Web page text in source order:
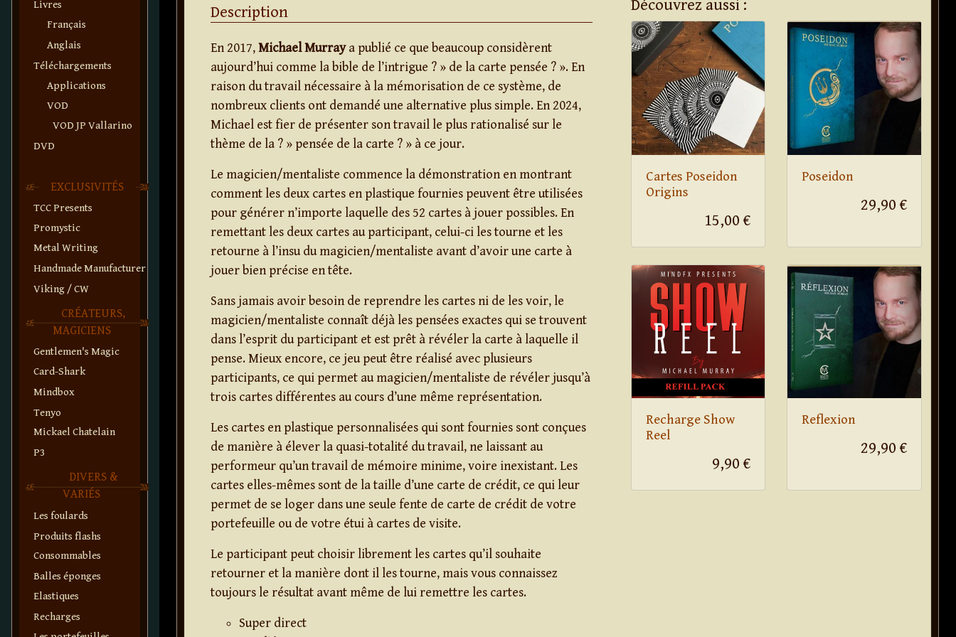
Livres
Français
Anglais
Téléchargements
Applications
VOD
VOD JP Vallarino
DVD
EXCLUSIVITÉS
TCC Presents
Promystic
Metal Writing
Handmade Manufacturer
Viking / CW
CRÉATEURS,
MAGICIENS
Gentlemen's Magic
Card-Shark
Mindbox
Tenyo
Mickael Chatelain
P3
DIVERS &
VARIÉS
Les foulards
Produits flashs
Consommables
Balles éponges
Elastiques
Recharges
Description
En 2017,Michael Murraya publié ce que beaucoup considèrent
aujourd’hui comme la bible de l’intrigue ? » de la carte pensée ? ». En
raison du travail nécessaire à la mémorisation de ce système, de
nombreux clients ont demandé une alternative plus simple. En 2024,
Michael est fier de présenter son travail le plus rationalisé sur le
thème de la ? » pensée de la carte ? » à ce jour.
Le magicien/mentaliste commence la démonstration en montrant
comment les deux cartes en plastique fournies peuvent être utilisées
pour générer n’importe laquelle des 52 cartes à jouer possibles. En
remettant les deux cartes au participant, celui-ci les tourne et les
retourne à l’insu du magicien/mentaliste avant d’avoir une carte à
jouer bien précise en tête.
Sans jamais avoir besoin de reprendre les cartes ni de les voir, le
magicien/mentaliste connaît déjà les pensées exactes qui se trouvent
dans l’esprit du participant et est prêt à révéler la carte à laquelle il
pense. Mieux encore, ce jeu peut être réalisé avec plusieurs
participants, ce qui permet au magicien/mentaliste de révéler jusqu’à
trois cartes différentes au cours d’une même représentation.
Les cartes en plastique personnalisées qui sont fournies sont conçues
de manière à élever la quasi-totalité du travail, ne laissant au
performeur qu’un travail de mémoire minime, voire inexistant. Les
cartes elles-mêmes sont de la taille d’une carte de crédit, ce qui leur
permet de se loger dans une seule fente de carte de crédit de votre
portefeuille ou de votre étui à cartes de visite.
Le participant peut choisir librement les cartes qu’il souhaite
retourner et la manière dont il les tourne, mais vous connaissez
toujours le résultat avant même de lui remettre les cartes.
Super direct
Découvrez aussi :
Cartes Poseidon
Origins
15,00 €
Poseidon
29,90 €
Recharge Show
Reel
9,90 €
Reflexion
29,90 €